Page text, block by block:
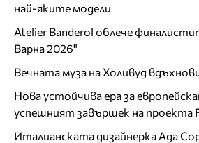
най-яките модели
Atelier Banderol облече
Варна 2026"
Вечната муза на Холивуд
Нова устойчива ера за
успешният завършек на проекта
Италианската дизайнерка Ада